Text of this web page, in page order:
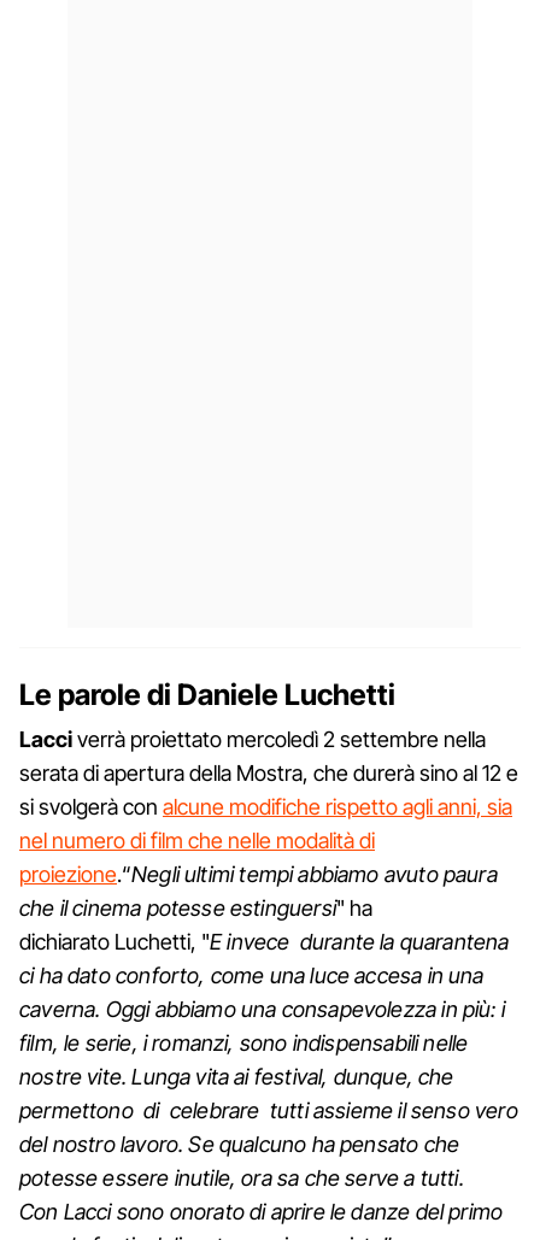
Le parole di Daniele Luchetti
Lacciverrà proiettato mercoledì 2 settembre nella
serata di apertura della Mostra, che durerà sino al 12 e
si svolgerà con alcune modifiche rispetto agli anni, sia
nel numero di film che nelle modalità di
proiezione.“Negli ultimi tempi abbiamo avuto paura
che il cinema potesse estinguersi" ha
dichiarato Luchetti, "E invece durante la quarantena
ci ha dato conforto, come una luce accesa in una
caverna. Oggi abbiamo una consapevolezza in più: i
film, le serie, i romanzi, sono indispensabili nelle
nostre vite. Lunga vita ai festival, dunque, che
permettono di celebrare tutti assieme il senso vero
del nostro lavoro. Se qualcuno ha pensato che
potesse essere inutile, ora sa che serve a tutti.
Con Lacci sono onorato di aprire le danze del primo